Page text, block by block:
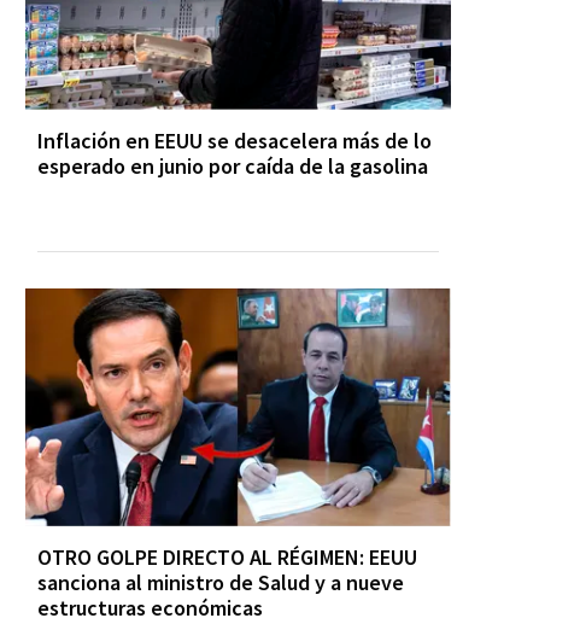
Inflación en EEUU se desacelera más de lo
esperado en junio por caída de la gasolina
OTRO GOLPE DIRECTO AL RÉGIMEN: EEUU
sanciona al ministro de Salud y a nueve
estructuras económicas